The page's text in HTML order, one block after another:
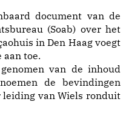
document van de
(Soab) over het
in Den Haag voegt
aan toe.
van de inhoud
de bevindingen
leiding van Wiels ronduit